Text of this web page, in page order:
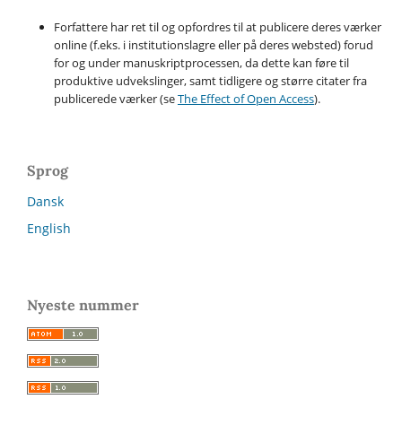
Forfattere har ret til og opfordres til at publicere deres værker
online (f.eks. i institutionslagre eller på deres websted) forud
for og under manuskriptprocessen, da dette kan føre til
produktive udvekslinger, samt tidligere og større citater fra
publicerede værker (seThe Effect of Open Access).
Sprog
Dansk
English
Nyeste nummer